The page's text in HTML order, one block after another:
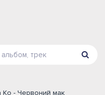
Ko - Червоний мак